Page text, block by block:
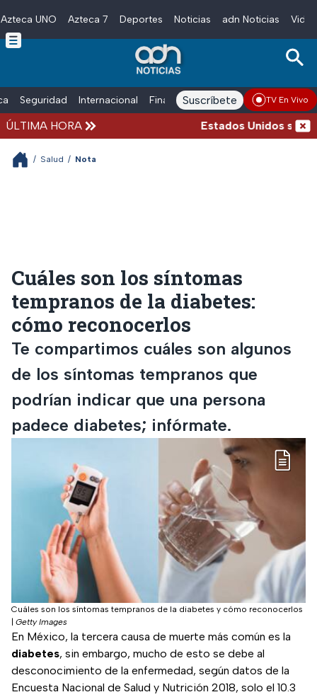
Skip to main content
Azteca UNO Azteca 7 Deportes Noticias adn Noticias
Seguridad Internacional Finanzas adn Noticias Radio
Suscríbete TV En Vivo
ÚLTIMA HORA Estados Unidos
/ Salud / Nota
Cuáles son los síntomas
tempranos de la diabetes:
cómo reconocerlos
Te compartimos cuáles son algunos
de los síntomas tempranos que
podrían indicar que una persona
padece diabetes; infórmate.
Cuáles son los síntomas tempranos de la diabetes y cómo reconocerlos
Getty Images
En México, la tercera causa de muerte más común es la
diabetes, sin embargo, mucho de esto se debe al
desconocimiento de la enfermedad, según datos de la
Encuesta Nacional de Salud y Nutrición 2018, solo el 10.3